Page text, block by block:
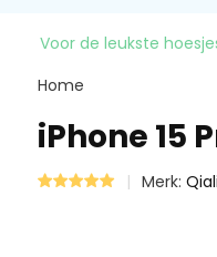
Voor de leukste
Home
iPhone 15
Merk: